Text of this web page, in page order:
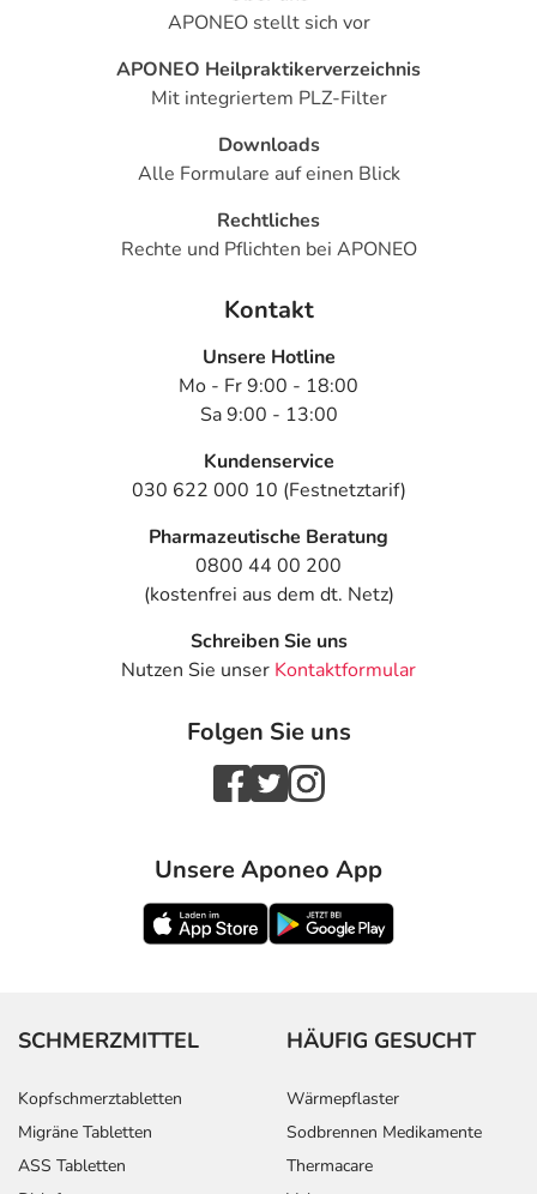
APONEO stellt sich vor
APONEO Heilpraktikerverzeichnis
Mit integriertem PLZ-Filter
Downloads
Alle Formulare auf einen Blick
Rechtliches
Rechte und Pflichten bei APONEO
Kontakt
Unsere Hotline
Mo - Fr 9:00 - 18:00
Sa 9:00 - 13:00
Kundenservice
030 622 000 10 (Festnetztarif)
Pharmazeutische Beratung
0800 44 00 200
(kostenfrei aus dem dt. Netz)
Schreiben Sie uns
Nutzen Sie unser Kontaktformular
Folgen Sie uns
Unsere Aponeo App
SCHMERZMITTEL
Kopfschmerztabletten
Migräne Tabletten
ASS Tabletten
HÄUFIG GESUCHT
Wärmepflaster
Sodbrennen Medikamente
Thermacare